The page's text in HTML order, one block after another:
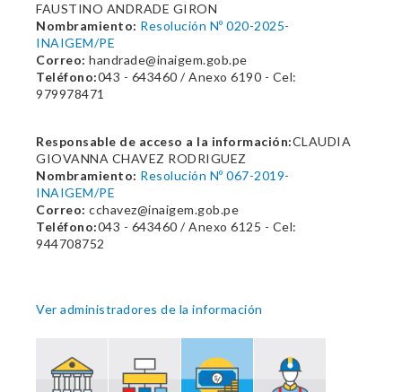
FAUSTINO ANDRADE GIRON
Nombramiento: Resolución Nº 020-2025-
INAIGEM/PE
Correo: handrade@inaigem.gob.pe
Teléfono:043 - 643460 / Anexo 6190 - Cel:
979978471
Responsable de acceso a la información:CLAUDIA
GIOVANNA CHAVEZ RODRIGUEZ
Nombramiento: Resolución Nº 067-2019-
INAIGEM/PE
Correo: cchavez@inaigem.gob.pe
Teléfono:043 - 643460 / Anexo 6125 - Cel:
944708752
Ver administradores de la información